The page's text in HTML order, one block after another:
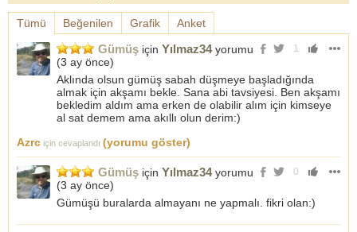
Tümü Beğenilen Grafik Anket
1
Gümüş için Yılmaz34yorumu
(3 ay önce)
Aklında olsun gümüş sabah düşmeye başladığında
almak için akşamı bekle. Sana abi tavsiyesi. Ben akşamı
bekledim aldım ama erken de olabilir alım için kimseye
al sat demem ama akıllı olun derim:)
Azrc için cevaplandı (yorumu göster)
0
Gümüş için Yılmaz34yorumu
(3 ay önce)
Gümüşü buralarda almayanı ne yapmalı. fikri olan:)